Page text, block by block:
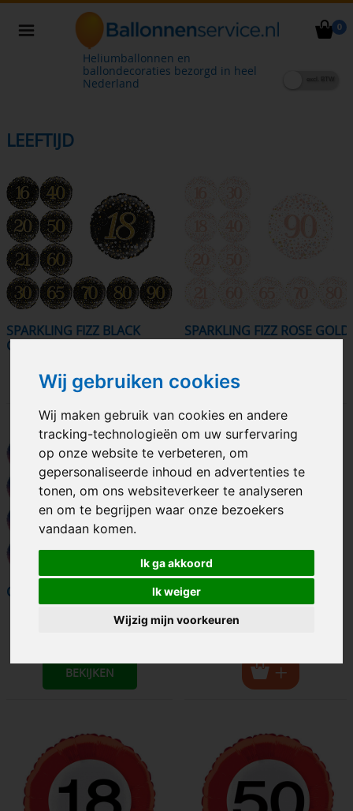
Wij gebruiken cookies
Wij maken gebruik van cookies en andere
tracking-technologieën om uw surfervaring
op onze website te verbeteren, om
gepersonaliseerde inhoud en advertenties te
tonen, om ons websiteverkeer te analyseren
en om te begrijpen waar onze bezoekers
vandaan komen.
Ik ga akkoord
Ik weiger
Wijzig mijn voorkeuren
0
Heliumballonnen en
ballondecoraties bezorgd in heel
Nederland
LEEFTIJD
SPARKLING FIZZ BLACK
GOLD
BEKIJKEN
SPARKLING FIZZ ROSE GOLD
BEKIJKEN